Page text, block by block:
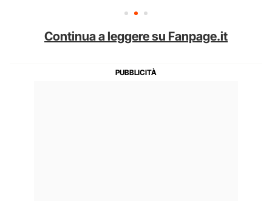
Continua a leggere su Fanpage.it